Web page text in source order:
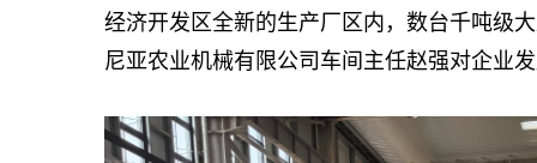
经济开发区全新的生产厂区内，数台千吨级
尼亚农业机械有限公司车间主任赵强对企业